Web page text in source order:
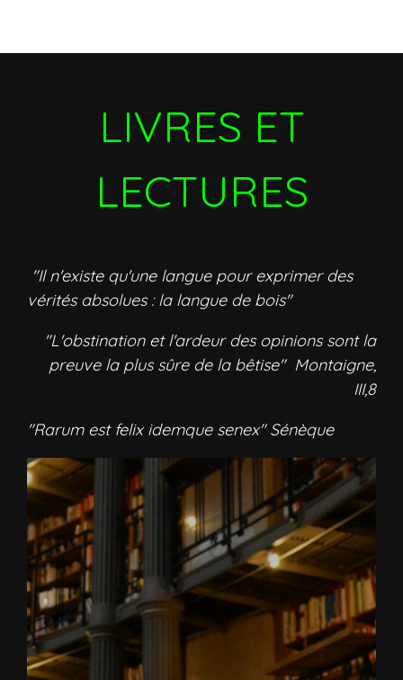
LIVRES ET
LECTURES
"Il n'existe qu'une langue pour exprimer des
vérités absolues : la langue de bois"
"L'obstination et l'ardeur des opinions sont la
preuve la plus sûre de la bêtise" Montaigne,
III,8
"Rarum est felix idemque senex" Sénèque